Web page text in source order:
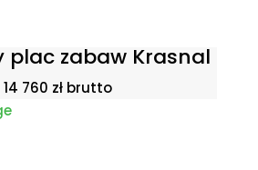
plac zabaw Krasnal
14 760 złbrutto